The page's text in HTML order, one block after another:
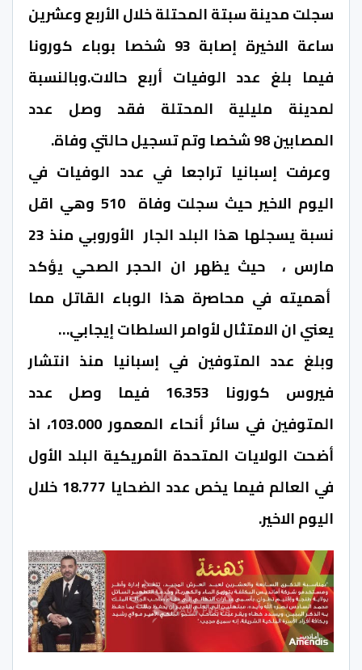
سجلت مدينة سبتة المحتلة خلال الأربع وعشرين
ساعة الاخيرة إصابة 93 شخصا بوباء كورونا
فيما بلغ عدد الوفيات أربع حالات.وبالنسبة
لمدينة مليلية المحتلة فقد وصل عدد
المصابين 98 شخصا وتم تسجيل حالتي وفاة.
وعرفت إسبانيا تراجعا في عدد الوفيات في
اليوم الاخير حيث سجلت وفاة 510 وهي اقل
نسبة يسجلها هذا البلد الجار الأوروبي منذ 23
مارس ، حيث يظهر ان الحجر الصحي يؤكد
أهميته في محاصرة هذا الوباء القاتل مما
يعني ان الامتثال لأوامر السلطات إيجابي…
وبلغ عدد المتوفين في إسبانيا منذ انتشار
فيروس كورونا 16.353 فيما وصل عدد
المتوفين في سائر أنحاء المعمور 103.000، اذ
أضحت الولايات المتحدة الأمريكية البلد الأول
في العالم فيما يخص عدد الضحايا 18.777 خلال
اليوم الاخير.